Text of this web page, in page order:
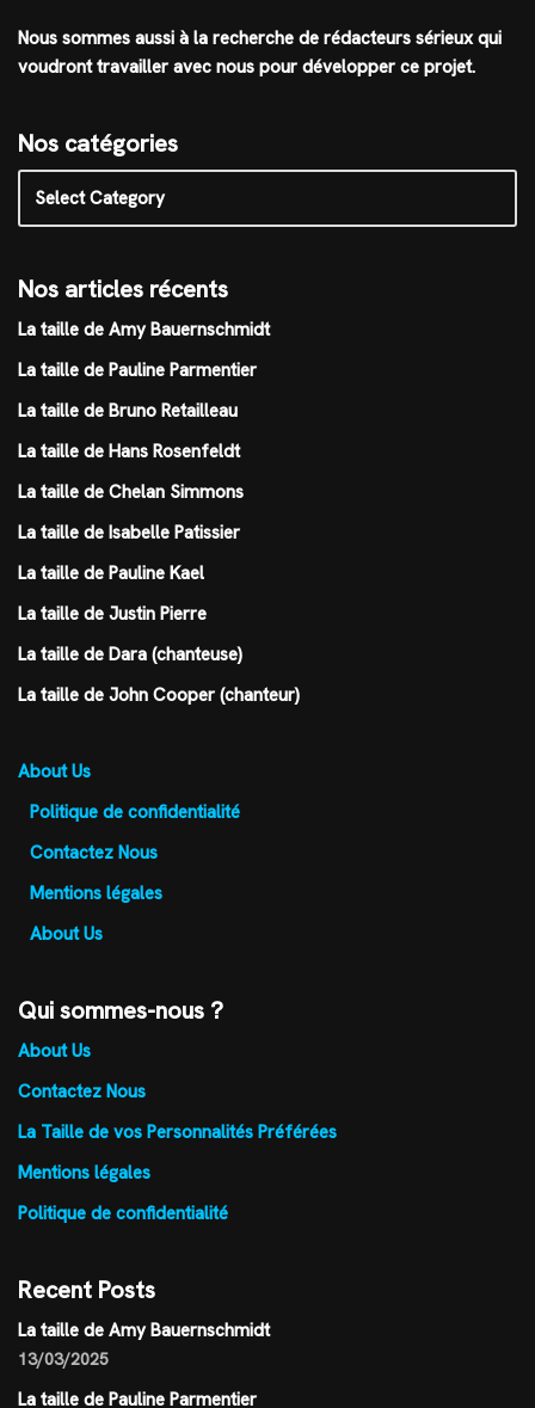
Nous sommes aussi à la recherche de rédacteurs sérieux qui
voudront travailler avec nous pour développer ce projet.
Nos catégories
Nos articles récents
La taille de Amy Bauernschmidt
La taille de Pauline Parmentier
La taille de Bruno Retailleau
La taille de Hans Rosenfeldt
La taille de Chelan Simmons
La taille de Isabelle Patissier
La taille de Pauline Kael
La taille de Justin Pierre
La taille de Dara (chanteuse)
La taille de John Cooper (chanteur)
About Us
Politique de confidentialité
Contactez Nous
Mentions légales
About Us
Qui sommes-nous ?
About Us
Contactez Nous
La Taille de vos Personnalités Préférées
Mentions légales
Politique de confidentialité
Recent Posts
La taille de Amy Bauernschmidt
13/03/2025
La taille de Pauline Parmentier